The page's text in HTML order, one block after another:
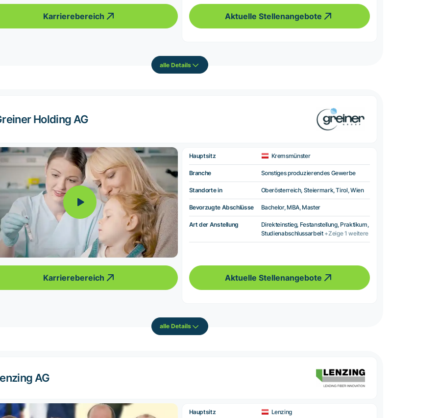
Karrierebereich Aktuelle Stellenangebote
alle Details
Holding AG
Karrierebereich
Hauptsitz Kremsmünster
Branche Sonstiges produzierendes Gewerbe
Standorte in Oberösterreich, Steiermark, Tirol, Wien
Bevorzugte Abschlüsse Bachelor, MBA, Master
Art der Anstellung
Direkteinstieg, Festanstellung, Praktikum,
Studienabschlussarbeit +Zeige 1 weitere
Aktuelle Stellenangebote
alle Details
AG
Hauptsitz Lenzing